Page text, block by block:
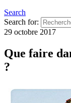
Search
Search for:
29 octobre 2017
Que faire
?